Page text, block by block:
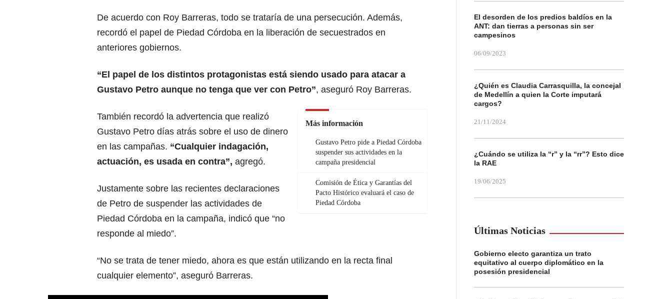
De acuerdo con Roy Barreras, todo se trataría de una persecución. Además,
recordó el papel de Piedad Córdoba en la liberación de secuestrados en
anteriores gobiernos.
“El papel de los distintos protagonistas está siendo usado para atacar a
Gustavo Petro aunque no tenga que ver con Petro”, aseguró Roy Barreras.
Más información
Gustavo Petro pide a Piedad Córdoba
suspender sus actividades en la
campaña presidencial
Comisión de Ética y Garantías del
Pacto Histórico evaluará el caso de
Piedad Córdoba
También recordó la advertencia que realizó
Gustavo Petro días atrás sobre el uso de dinero
en las campañas. “Cualquier indagación,
actuación, es usada en contra”, agregó.
Justamente sobre las recientes declaraciones
de Petro de suspender las actividades de
Piedad Córdoba en la campaña, indicó que “no
responde al miedo”.
“No se trata de tener miedo, ahora es que están utilizando en la recta final
cualquier elemento”, aseguró Barreras.
El desorden de los predios baldíos en la
ANT: dan tierras a personas sin ser
campesinos
06/09/2023
¿Quién es Claudia Carrasquilla, la concejal
de Medellín a quien la Corte imputará
cargos?
21/11/2024
¿Cuándo se utiliza la “r” y la “rr”? Esto dice
la RAE
19/06/2025
Últimas Noticias
Gobierno electo garantiza un trato
equitativo al cuerpo diplomático en la
posesión presidencial